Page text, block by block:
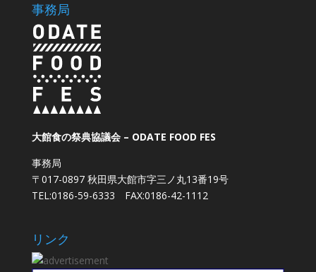
事務局
大館食の祭典協議会 – ODATE FOOD FES
事務局
〒017-0897 秋田県大館市字三ノ丸13番19号
TEL:0186-59-6333 FAX:0186-42-1112
リンク